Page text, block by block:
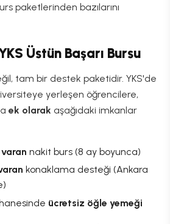
paketlerinden bazılarını
Üstün Başarı Bursu
tam bir destek paketidir. YKS'de
yerleşen öğrencilere,
ek olarak aşağıdaki imkanlar
nakit burs (8 ay boyunca)
konaklama desteği (Ankara
ücretsiz öğle yemeği